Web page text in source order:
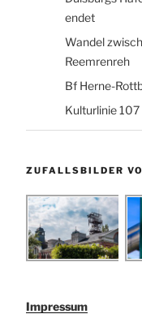
endet
Wandel
Reemrenreh
Bf Herne-
Kulturlinie
ZUFALLSBILDER
Impressum